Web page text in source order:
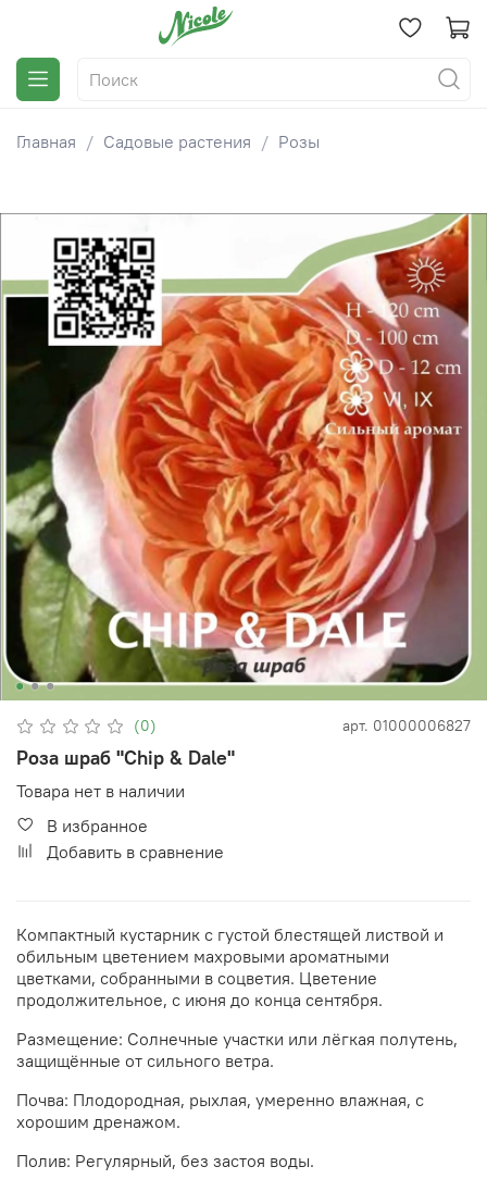
Главная Садовые растения Розы
(0) арт. 01000006827
Роза шраб "Chip & Dale"
Товара нет в наличии
В избранное
Добавить в сравнение
Компактный кустарник с густой блестящей листвой и
обильным цветением махровыми ароматными
цветками, собранными в соцветия. Цветение
продолжительное, с июня до конца сентября.
Размещение: Солнечные участки или лёгкая полутень,
защищённые от сильного ветра.
Почва: Плодородная, рыхлая, умеренно влажная, с
хорошим дренажом.
Полив: Регулярный, без застоя воды.